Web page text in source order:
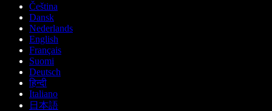
Čeština
Dansk
Nederlands
English
Français
Suomi
Deutsch
हिन्दी
Italiano
日本語